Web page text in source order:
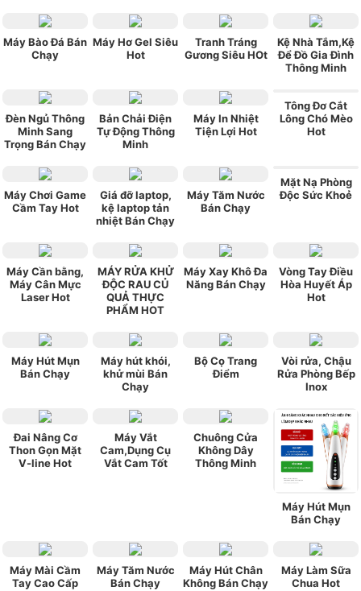
Máy Bào Đá Bán
Chạy
Máy Hơ Gel Siêu
Hot
Tranh Tráng
Gương Siêu HOt
Kệ Nhà Tắm,Kệ
Để Đồ Gia Đình
Thông Minh
Đèn Ngủ Thông
Minh Sang
Trọng Bán Chạy
Bản Chải Điện
Tự Động Thông
Minh
Máy In Nhiệt
Tiện Lợi Hot
Tông Đơ Cắt
Lông Chó Mèo
Hot
Máy Chơi Game
Cầm Tay Hot
Giá đỡ laptop,
kệ laptop tản
nhiệt Bán Chạy
Máy Tăm Nước
Bán Chạy
Mặt Nạ Phòng
Độc Sức Khoẻ
Máy Cần bằng,
Máy Cân Mực
Laser Hot
MÁY RỬA KHỬ
ĐỘC RAU CỦ
QUẢ THỰC
PHẨM HOT
Máy Xay Khô Đa
Năng Bán Chạy
Vòng Tay Điều
Hòa Huyết Áp
Hot
Máy Hút Mụn
Bán Chạy
Máy hút khói,
khử mùi Bán
Chạy
Bộ Cọ Trang
Điểm
Vòi rửa, Chậu
Rửa Phòng Bếp
Inox
Đai Nâng Cơ
Thon Gọn Mặt
V-line Hot
Máy Vắt
Cam,Dụng Cụ
Vắt Cam Tốt
Chuông Cửa
Không Dây
Thông Minh
Máy Hút Mụn
Bán Chạy
Máy Mài Cầm
Tay Cao Cấp
Máy Tăm Nước
Bán Chạy
Máy Hút Chân
Không Bán Chạy
Máy Làm Sữa
Chua Hot